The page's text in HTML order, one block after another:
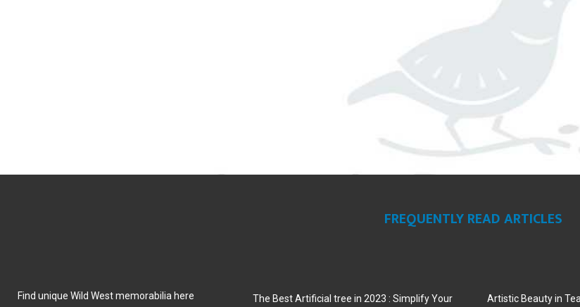
FREQUENTLY READ ARTICLES
Find unique Wild West memorabilia here The Best Artificial tree in 2023 : Simplify Your Artistic Beauty in